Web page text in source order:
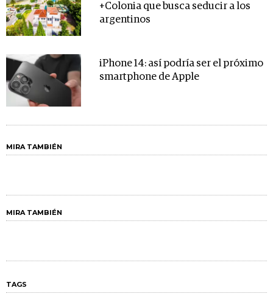
+Colonia que busca seducir a los
argentinos
iPhone 14: así podría ser el próximo
smartphone de Apple
MIRA TAMBIÉN
MIRA TAMBIÉN
TAGS